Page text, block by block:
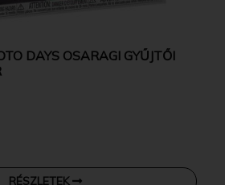
DAYS OSARAGI GYŰJTŐI
RÉSZLETEK